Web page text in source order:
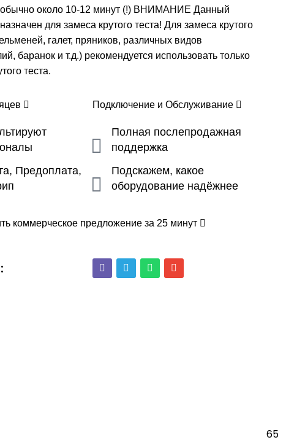
обычно около 10-12 минут (!) ВНИМАНИЕ Данный
для замеса крутого теста! Для замеса крутого
галет, пряников, различных видов
баранок и т.д.) рекомендуется использовать только
теста.
Подключение и Обслуживание
Предоплата,
Полная послепродажная
поддержка
Подскажем, какое
оборудование надёжнее
коммерческое предложение за 25 минут
65